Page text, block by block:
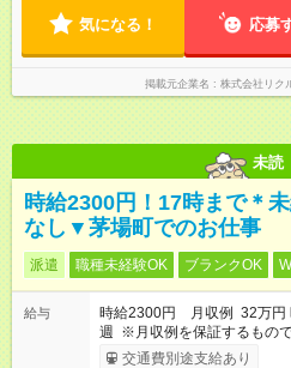
気になる！ 応募
掲載元企業名 株式会社リク
未読
時給2300円！17時まで＊
なし▼茅場町でのお仕事
派遣 職種未経験OK ブランクOK
給与
時給2300円 月収例 32万円
週 ※月収例を保証するもの
ービス利用可（利用条件有）
交通費別途支給あり